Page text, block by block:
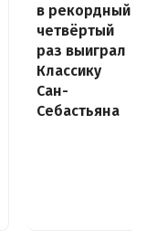
в рекордный
четвёртый
раз выиграл
Классику
Сан-
Себастьяна